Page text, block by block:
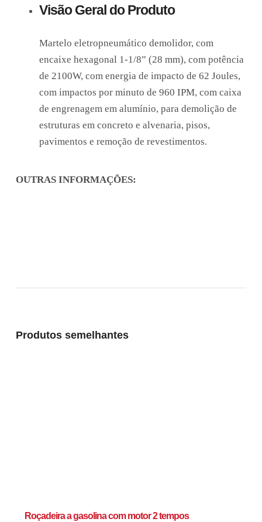
Visão Geral do Produto
Martelo eletropneumático demolidor, com
encaixe hexagonal 1-1/8” (28 mm), com potência
de 2100W, com energia de impacto de 62 Joules,
com impactos por minuto de 960 IPM, com caixa
de engrenagem em alumínio, para demolição de
estruturas em concreto e alvenaria, pisos,
pavimentos e remoção de revestimentos.
OUTRAS INFORMAÇÕES:
Produtos semelhantes
Roçadeira a gasolina com motor 2 tempos